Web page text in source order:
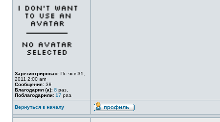
Зарегистрирован: Пн янв 31,
2011 2:00 am
Сообщения: 38
Благодарил (а): 8 раз.
Поблагодарили: 17 раз.
Вернуться к началу